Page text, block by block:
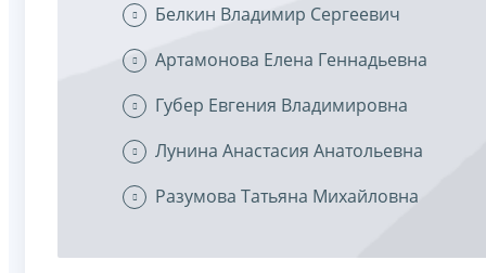
Белкин Владимир Сергеевич
Артамонова Елена Геннадьевна
Губер Евгения Владимировна
Лунина Анастасия Анатольевна
Разумова Татьяна Михайловна